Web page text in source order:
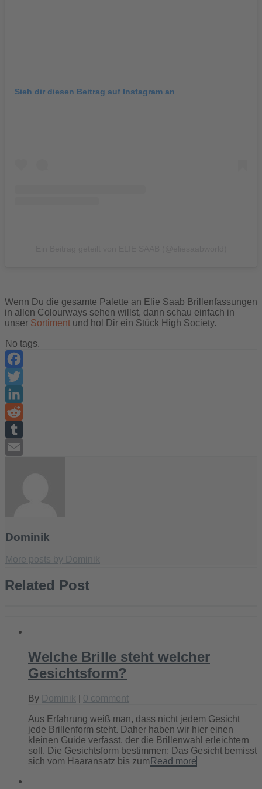
Sieh dir diesen Beitrag auf Instagram an
Wenn Du die gesamte Palette an Elie Saab Brillenfassungen
in allen Colourways sehen willst, dann schau einfach in
unser Sortiment und hol Dir ein Stück High Society.
No tags.
Facebook
Twitter
LinkedIn
Reddit
Tumblr
Dominik
More posts by Dominik
Related Post
Welche Brille steht welcher
Gesichtsform?
By Dominik 0 comment
Aus Erfahrung weiß man, dass nicht jedem Gesicht
jede Brillenform steht. Daher haben wir hier einen
kleinen Guide verfasst, der die Brillenwahl erleichtern
soll. Die Gesichtsform bestimmen: Das Gesicht bemisst
sich vom Haaransatz bis zum Read more